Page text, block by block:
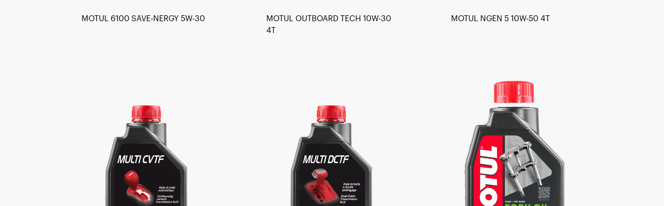
Знайти дилера
MOTUL 6100 SAVE-NERGY 5W-30
Знайти дилера
MOTUL OUTBOARD TECH 10W-30
4T
Знайти дилера
MOTUL NGEN 5 10W-50 4T